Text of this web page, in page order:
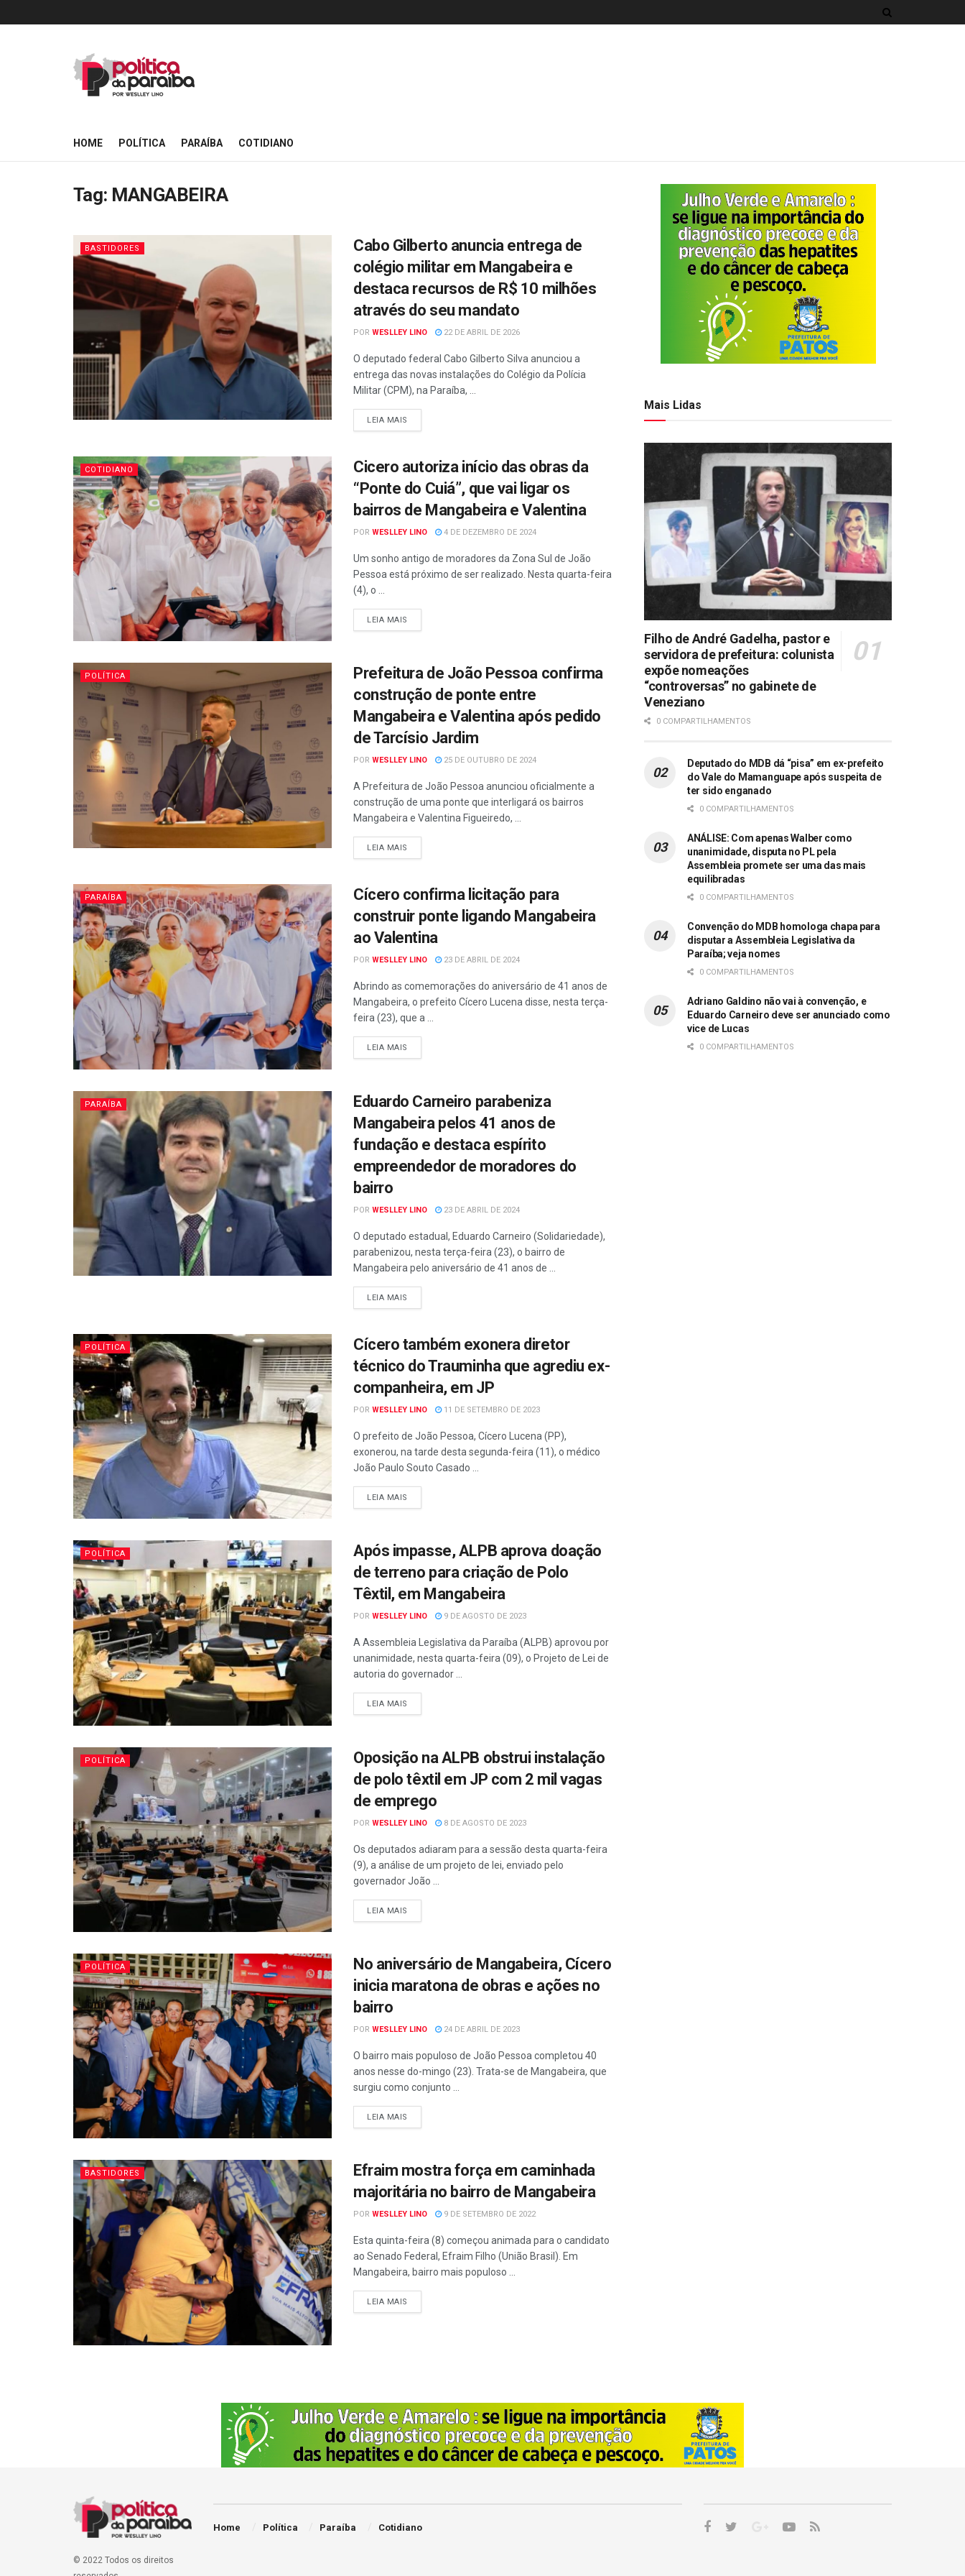
HOME POLÍTICA PARAÍBA COTIDIANO
Tag: MANGABEIRA
BASTIDORES
Cabo Gilberto anuncia entrega de
colégio militar em Mangabeira e
destaca recursos de R$ 10 milhões
através do seu mandato
POR WESLLEY LINO 22 DE ABRIL DE 2026
O deputado federal Cabo Gilberto Silva anunciou a
entrega das novas instalações do Colégio da Polícia
Militar (CPM), na Paraíba, ...
LEIA MAIS
COTIDIANO
Cicero autoriza início das obras da
“Ponte do Cuiá”, que vai ligar os
bairros de Mangabeira e Valentina
POR WESLLEY LINO 4 DE DEZEMBRO DE 2024
Um sonho antigo de moradores da Zona Sul de João
Pessoa está próximo de ser realizado. Nesta quarta-feira
(4), o ...
LEIA MAIS
POLÍTICA
Prefeitura de João Pessoa confirma
construção de ponte entre
Mangabeira e Valentina após pedido
de Tarcísio Jardim
POR WESLLEY LINO 25 DE OUTUBRO DE 2024
A Prefeitura de João Pessoa anunciou oficialmente a
construção de uma ponte que interligará os bairros
Mangabeira e Valentina Figueiredo, ...
LEIA MAIS
PARAÍBA
Cícero confirma licitação para
construir ponte ligando Mangabeira
ao Valentina
POR WESLLEY LINO 23 DE ABRIL DE 2024
Abrindo as comemorações do aniversário de 41 anos de
Mangabeira, o prefeito Cícero Lucena disse, nesta terça-
feira (23), que a ...
LEIA MAIS
PARAÍBA
Eduardo Carneiro parabeniza
Mangabeira pelos 41 anos de
fundação e destaca espírito
empreendedor de moradores do
bairro
POR WESLLEY LINO 23 DE ABRIL DE 2024
O deputado estadual, Eduardo Carneiro (Solidariedade),
parabenizou, nesta terça-feira (23), o bairro de
Mangabeira pelo aniversário de 41 anos de ...
LEIA MAIS
POLÍTICA
Cícero também exonera diretor
técnico do Trauminha que agrediu ex-
companheira, em JP
POR WESLLEY LINO 11 DE SETEMBRO DE 2023
O prefeito de João Pessoa, Cícero Lucena (PP),
exonerou, na tarde desta segunda-feira (11), o médico
João Paulo Souto Casado ...
LEIA MAIS
POLÍTICA
Após impasse, ALPB aprova doação
de terreno para criação de Polo
Têxtil, em Mangabeira
POR WESLLEY LINO 9 DE AGOSTO DE 2023
A Assembleia Legislativa da Paraíba (ALPB) aprovou por
unanimidade, nesta quarta-feira (09), o Projeto de Lei de
autoria do governador ...
LEIA MAIS
POLÍTICA
Oposição na ALPB obstrui instalação
de polo têxtil em JP com 2 mil vagas
de emprego
POR WESLLEY LINO 8 DE AGOSTO DE 2023
Os deputados adiaram para a sessão desta quarta-feira
(9), a análise de um projeto de lei, enviado pelo
governador João ...
LEIA MAIS
POLÍTICA
No aniversário de Mangabeira, Cícero
inicia maratona de obras e ações no
bairro
POR WESLLEY LINO 24 DE ABRIL DE 2023
O bairro mais populoso de João Pessoa completou 40
anos nesse do-mingo (23). Trata-se de Mangabeira, que
surgiu como conjunto ...
LEIA MAIS
BASTIDORES
Efraim mostra força em caminhada
majoritária no bairro de Mangabeira
POR WESLLEY LINO 9 DE SETEMBRO DE 2022
Esta quinta-feira (8) começou animada para o candidato
ao Senado Federal, Efraim Filho (União Brasil). Em
Mangabeira, bairro mais populoso ...
LEIA MAIS
Mais Lidas
Filho de André Gadelha, pastor e
servidora de prefeitura: colunista
expõe nomeações
“controversas” no gabinete de
Veneziano
0 COMPARTILHAMENTOS
Deputado do MDB dá “pisa” em ex-prefeito
do Vale do Mamanguape após suspeita de
ter sido enganado
0 COMPARTILHAMENTOS
ANÁLISE: Com apenas Walber como
unanimidade, disputa no PL pela
Assembleia promete ser uma das mais
equilibradas
0 COMPARTILHAMENTOS
Convenção do MDB homologa chapa para
disputar a Assembleia Legislativa da
Paraíba; veja nomes
0 COMPARTILHAMENTOS
Adriano Galdino não vai à convenção, e
Eduardo Carneiro deve ser anunciado como
vice de Lucas
0 COMPARTILHAMENTOS
© 2022 Todos os direitos
Home Política Paraíba Cotidiano